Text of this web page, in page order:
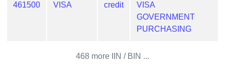
from
461500 VISA credit
VISA
GOVERNMENT
PURCHASING
468 more IIN / BIN ...